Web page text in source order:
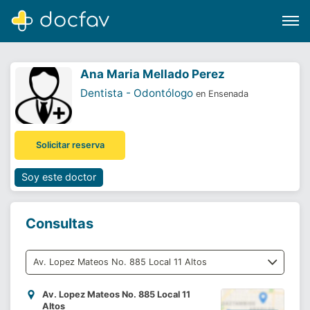
Software para clínicas
¿Eres un doctor?
Ana Maria Mellado Perez
Dentista - Odontólogo en Ensenada
Solicitar reserva
Soy este doctor
Consultas
Av. Lopez Mateos No. 885 Local 11
Altos